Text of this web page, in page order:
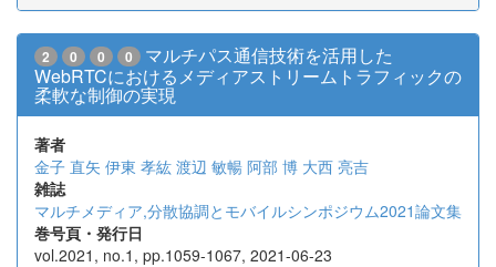
2 0 0 0
マルチパス通信技術を活用した
WebRTCにおけるメディアストリームトラフィックの
柔軟な制御の実現
著者
金子 直矢 伊東 孝紘 渡辺 敏暢 阿部 博 大西 亮吉
雑誌
マルチメディア,分散協調とモバイルシンポジウム2021論文集
巻号頁・発行日
vol.2021, no.1, pp.1059-1067, 2021-06-23